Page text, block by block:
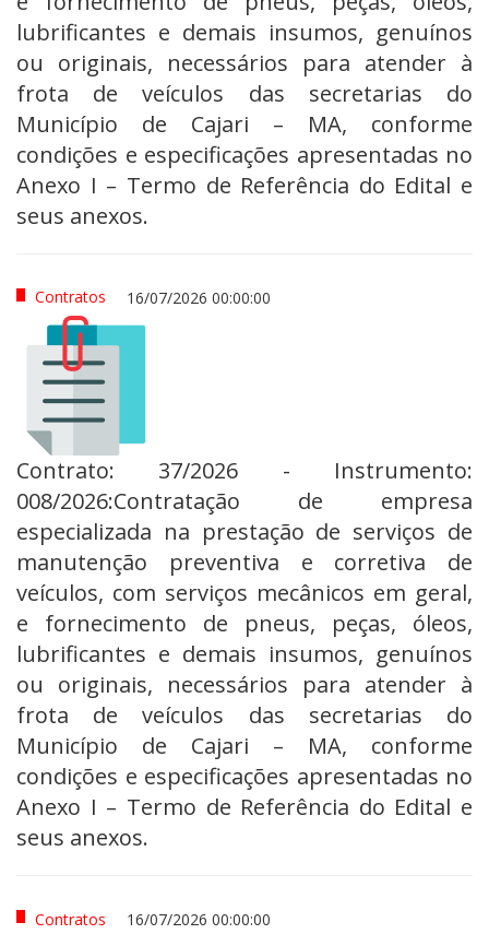
lubrificantes e demais insumos, genuínos
ou originais, necessários para atender à
frota de veículos das secretarias do
Município de Cajari – MA, conforme
condições e especificações apresentadas no
Anexo I – Termo de Referência do Edital e
seus anexos.
Contratos 16/07/2026 00:00:00
Contrato: 37/2026 - Instrumento:
008/2026:Contratação de empresa
especializada na prestação de serviços de
manutenção preventiva e corretiva de
veículos, com serviços mecânicos em geral,
e fornecimento de pneus, peças, óleos,
lubrificantes e demais insumos, genuínos
ou originais, necessários para atender à
frota de veículos das secretarias do
Município de Cajari – MA, conforme
condições e especificações apresentadas no
Anexo I – Termo de Referência do Edital e
seus anexos.
Contratos 16/07/2026 00:00:00